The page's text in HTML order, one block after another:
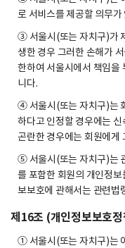
로 서비스를 제공할 의무가
③ 서울시(또는 자치구)가
생한 경우 그러한 손해가
한하여 서울시에서 책임을
니다.
④ 서울시(또는 자치구)는
하다고 인정할 경우에는
곤란한 경우에는 회원에게
⑤ 서울시(또는 자치구)는
를 포함한 회원의 개인정
보보호에 관해서는 관련법
제16조 (개인정보보호
① 서울시(또는 자치구)는